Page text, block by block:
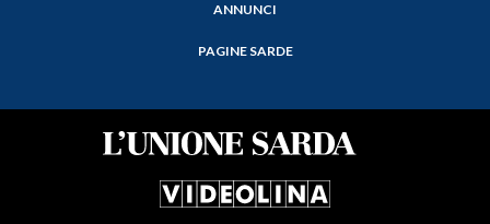
ANNUNCI
PAGINE SARDE